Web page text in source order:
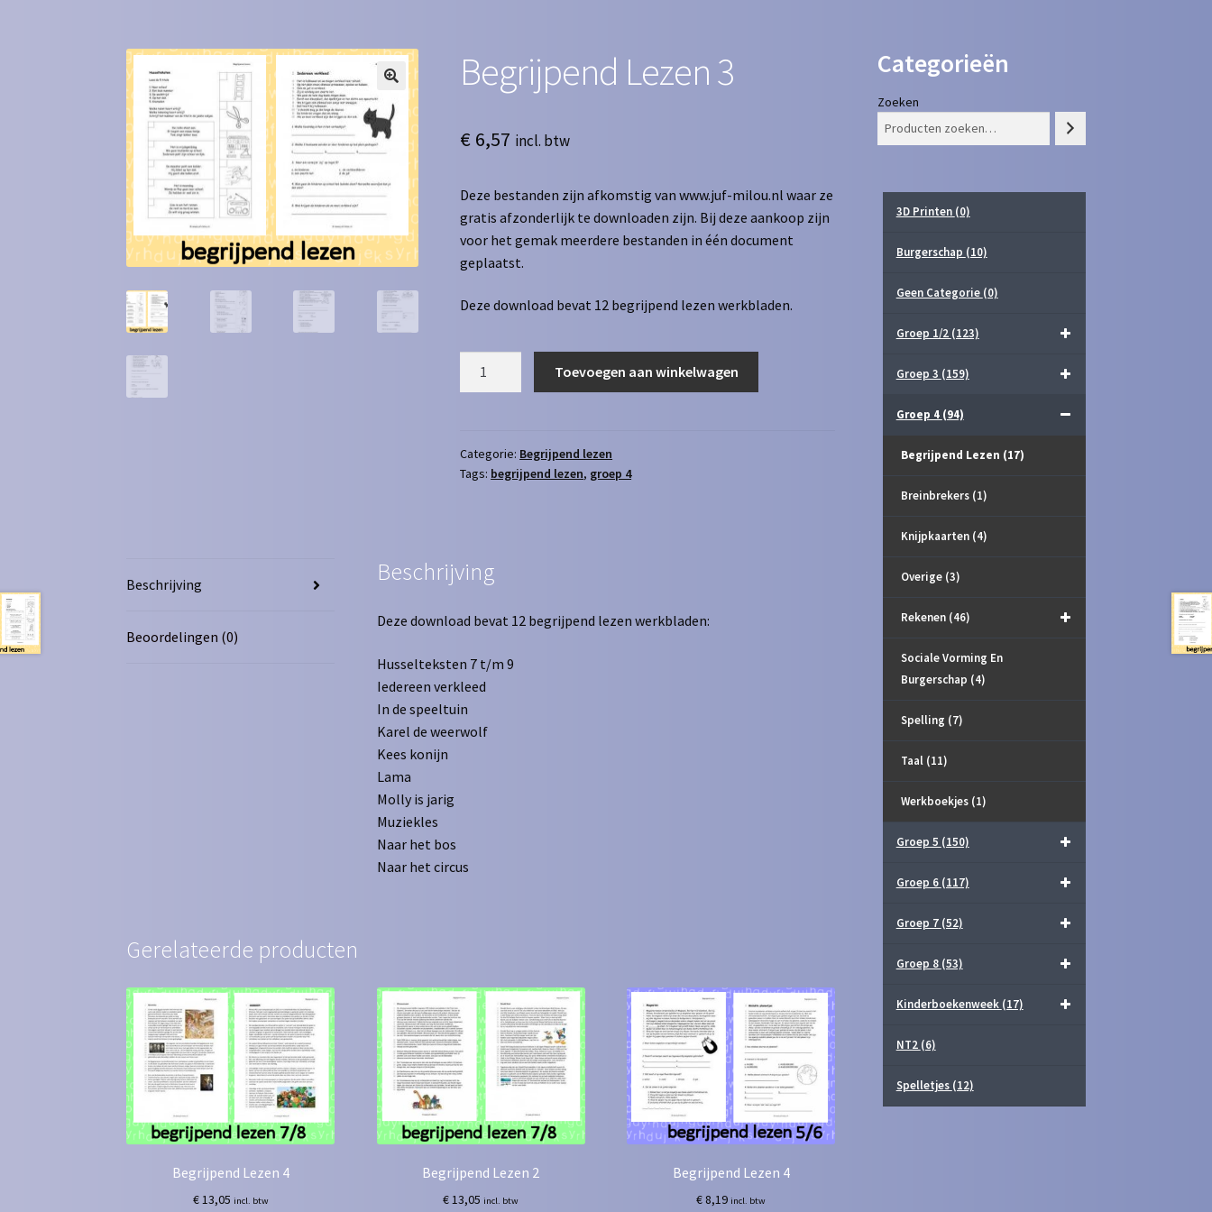
Begrijpend Lezen 3
€ 6,57 incl. btw
Deze bestanden zijn afkomstig van www.juf-milou.nl waar ze
gratis afzonderlijk te downloaden zijn. Bij deze aankoop zijn
voor het gemak meerdere bestanden in één document
geplaatst.
Deze download bevat 12 begrijpend lezen werkbladen.
Toevoegen aan winkelwagen
Categorie: Begrijpend lezen
Tags: begrijpend lezen, groep 4
Beschrijving
Beoordelingen (0)
Beschrijving
Deze download bevat 12 begrijpend lezen werkbladen:
Husselteksten 7 t/m 9
Iedereen verkleed
In de speeltuin
Karel de weerwolf
Kees konijn
Lama
Molly is jarig
Muziekles
Naar het bos
Naar het circus
Gerelateerde producten
Begrijpend Lezen 4
€13,05 incl. btw
Begrijpend Lezen 2
€13,05 incl. btw
Begrijpend Lezen 4
€8,19 incl. btw
Categorieën
Zoeken
3D Printen (0)
Burgerschap (10)
Geen Categorie (0)
Groep 1/2 (123)
Groep 3 (159)
Groep 4 (94)
Begrijpend Lezen (17)
Breinbrekers (1)
Knijpkaarten (4)
Overige (3)
Rekenen (46)
Sociale Vorming En
Burgerschap (4)
Spelling (7)
Taal (11)
Werkboekjes (1)
Groep 5 (150)
Groep 6 (117)
Groep 7 (52)
Groep 8 (53)
Kinderboekenweek (17)
NT2 (6)
Spelletjes (12)